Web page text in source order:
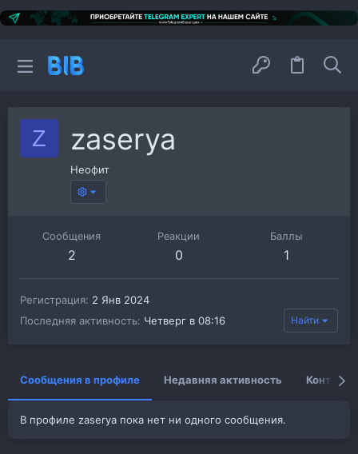
Z zaserya
Неофит
Сообщения
2
Реакции
0
Баллы
1
Регистрация 2 Янв 2024
Последняя активность Четверг в 08:16 Найти
Сообщения в профиле Недавняя активность Контент
В профиле zaserya пока нет ни одного сообщения.